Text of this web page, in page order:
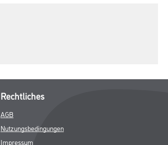
Rechtliches
AGB
Nutzungsbedingungen
Impressum